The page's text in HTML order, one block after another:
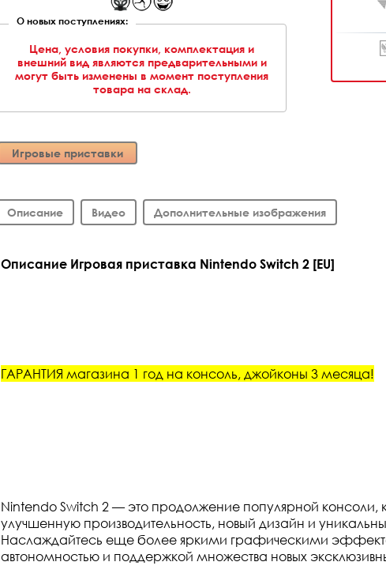
О новых поступлениях:
Цена, условия покупки, комплектация и
внешний вид являются предварительными и
могут быть изменены в момент поступления
товара на склад.
Игровые приставки
Описание Видео Дополнительные изображения
Описание Игровая приставка Nintendo Switch 2 [EU]
ГАРАНТИЯ магазина 1 год на консоль, джойконы 3 месяца!
Nintendo Switch 2 — это продолжение популярной консоли,
улучшенную производительность, новый дизайн и
Наслаждайтесь еще более яркими графическими
автономностью и поддержкой множества новых